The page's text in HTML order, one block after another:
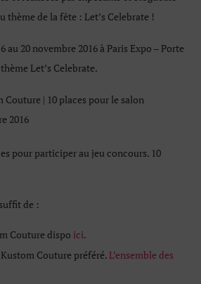
thème de la fête : Let’s Celebrate !
au 20 novembre 2016 à Paris Expo – Porte
Let’s Celebrate.
pour participer au jeu concours. 10
de :
Couture dispo ici.
Couture préféré. L’ensemble des